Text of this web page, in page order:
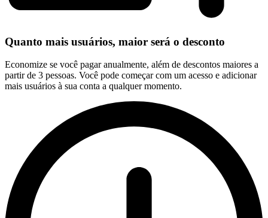
Quanto mais usuários, maior será o desconto
Economize se você pagar anualmente, além de descontos maiores a
partir de 3 pessoas. Você pode começar com um acesso e adicionar
mais usuários à sua conta a qualquer momento.